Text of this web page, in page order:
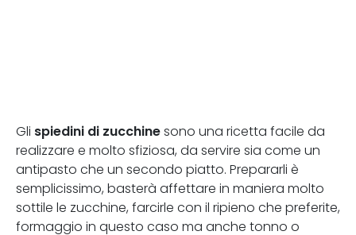
Gli spiedini di zucchine sono una ricetta facile da
realizzare e molto sfiziosa, da servire sia come un
antipasto che un secondo piatto. Prepararli è
semplicissimo, basterà affettare in maniera molto
sottile le zucchine, farcirle con il ripieno che preferite,
formaggio in questo caso ma anche tonno o